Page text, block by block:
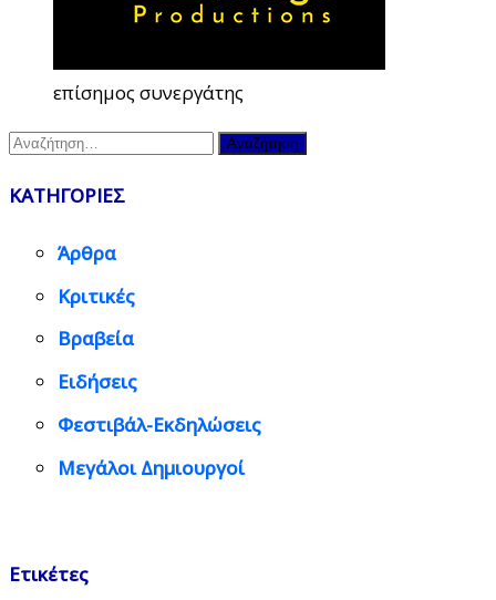
επίσημος συνεργάτης
Αναζήτηση
ΚΑΤΗΓΟΡΙΕΣ
Άρθρα
Κριτικές
Βραβεία
Ειδήσεις
Φεστιβάλ-Εκδηλώσεις
Μεγάλοι Δημιουργοί
Ετικέτες